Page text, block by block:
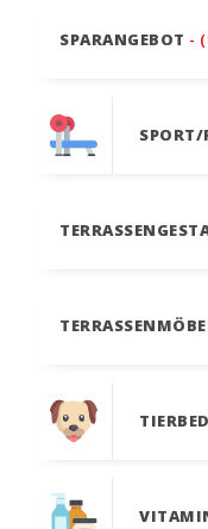
SPARANGEBOT -
SPORT/